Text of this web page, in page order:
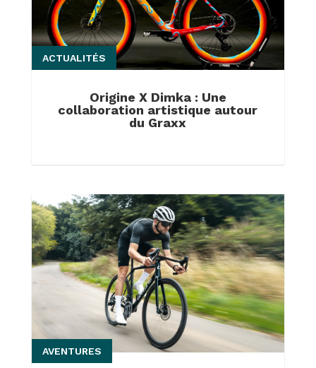
Origine X Dimka : Une
collaboration artistique autour
du Graxx
ACTUALITÉS
AVENTURES